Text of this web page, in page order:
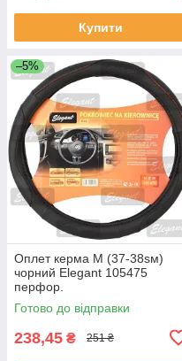
Купити
–5%
Оплет керма M (37-38sм)
чорний Elegant 105475
перфор.
Готово до відправки
238,45 ₴ 251 ₴